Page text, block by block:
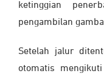
ketinggian
pengambilan
Setelah jalur
otomatis